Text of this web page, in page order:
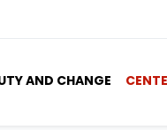
AND CHANGE